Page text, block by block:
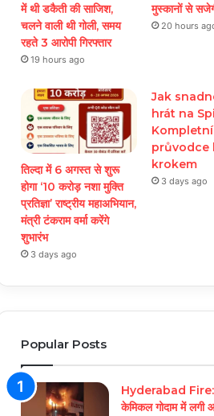
में थी डकैती की साजिश,
चलने वाली थी गोली, समय
रहते 3 आरोपी गिरफ्तार
19 hours ago
मुस्कानों से
20 hours
तिल्दा में 6 अगस्त से शुरू
होगा ‘10 करोड़ नशा मुक्ति
प्रतिज्ञा’ राष्ट्रीय महाअभियान,
मंत्री टंकराम वर्मा करेंगे
शुभारंभ
3 days ago
Jak
hrát na
Kompletní
průvodce
krokem
3 days ago
Popular Posts
Hyderabad Fire:
केमिकल गोदाम में लगी